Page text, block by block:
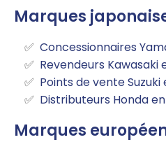
Marques
Concessionnaires
Revendeurs Kawasaki
Points de vente Suzuki
Distributeurs Honda
Marques